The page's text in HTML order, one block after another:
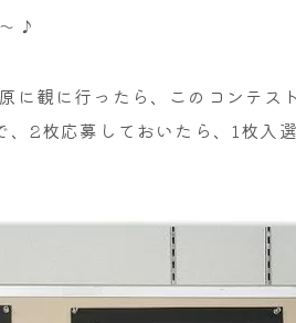
♪
に観に行ったら、このコンテス
2枚応募しておいたら、1枚入